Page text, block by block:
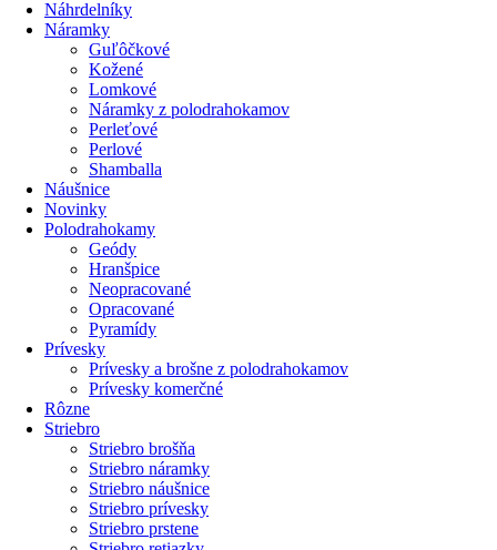
Náhrdelníky
Náramky
Guľôčkové
Kožené
Lomkové
Náramky z polodrahokamov
Perleťové
Perlové
Shamballa
Náušnice
Novinky
Polodrahokamy
Geódy
Hranšpice
Neopracované
Opracované
Pyramídy
Prívesky
Prívesky a brošne z polodrahokamov
Prívesky komerčné
Rôzne
Striebro
Striebro brošňa
Striebro náramky
Striebro náušnice
Striebro prívesky
Striebro prstene